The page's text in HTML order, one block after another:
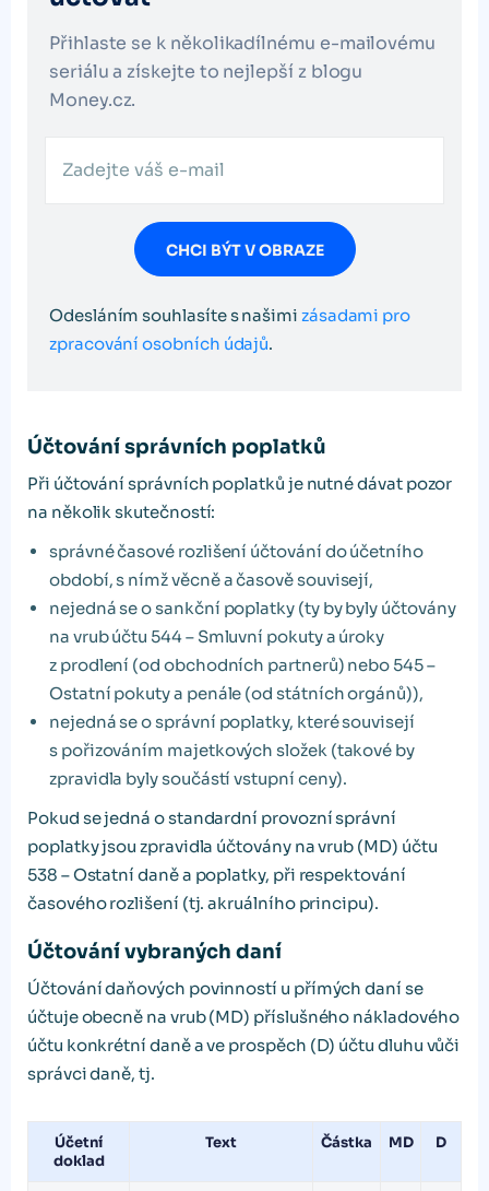
Přihlaste se k několikadílnému e-mailovému
seriálu a získejte to nejlepší z blogu
Money.cz.
CHCI BÝT V OBRAZE
Odesláním souhlasíte s našimi zásadami pro
zpracování osobních údajů.
Účtování správních poplatků
Při účtování správních poplatků je nutné dávat pozor
na několik skutečností:
správné časové rozlišení účtování do účetního
období, s nímž věcně a časově souvisejí,
nejedná se o sankční poplatky (ty by byly účtovány
na vrub účtu 544 – Smluvní pokuty a úroky
z prodlení (od obchodních partnerů) nebo 545 –
Ostatní pokuty a penále (od státních orgánů)),
nejedná se o správní poplatky, které souvisejí
s pořizováním majetkových složek (takové by
zpravidla byly součástí vstupní ceny).
Pokud se jedná o standardní provozní správní
poplatky jsou zpravidla účtovány na vrub (MD) účtu
538 – Ostatní daně a poplatky, při respektování
časového rozlišení (tj. akruálního principu).
Účtování vybraných daní
Účtování daňových povinností u přímých daní se
účtuje obecně na vrub (MD) příslušného nákladového
účtu konkrétní daně a ve prospěch (D) účtu dluhu vůči
správci daně, tj.
Účetní
doklad
Text Částka MD D